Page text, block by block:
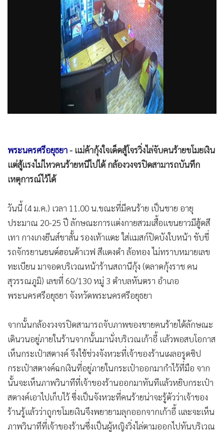
Green Innovation & SD
Management & HR
• เศรษฐกิจ-ธุรกิจ
• จีน
• ชุมชน-คุณภาพชีวิต
• Motoring
• เกม
• วิทยาศาสตร์
• SMEs
•
อินโดจีน
• Celeb Online
• Factcheck
• ญี่ปุ่น
• News1
• Gotomanager
พระนครศรีอยุธยา- แม่ค้ากุ้งใจเด็ดสู้โจรวิ่งไล่จับคนร้ายขโมยเงิน
แต่สู้แรงไม่ไหวคนร้ายหนีไปได้ กล้องวงจรปิดสามารถบันทึก
เหตุการณ์ไว้ได้
วันนี้ (4 ม.ค.) เวลา 11.00 น.ขณะที่มีคนร้าย เป็นชาย อายุ
ประมาณ 20-25 ปี ลักษณะการแต่งกายสวมเสื้อแขนยาวมีฮู้ดสี
เทา กางเกงยีนส์ขาสั้น รองเท้าแตะ ใส่แมสก์ปิดบังใบหน้า ขับขี่
รถจักรยานยนต์ฮอนด้าเวฟ สีแดงดำ ล้อทอง ไม่ทราบหมายเลข
ทะเบียน มาจอดบริเวณหน้าร้านสถานีกุ้ง (ตลาดกุ้งราช คน
สุวรรณภูมิ) เลขที่ 60/130 หมู่ 3 ตำบลหันตรา อำเภอ
พระนครศรีอยุธยา จังหวัดพระนครศรีอยุธยา
จากนั้นกล้องวงจรปิดสามารถจับภาพของชายคนร้ายได้ลักษณะ
เดินวนอยู่ภายในร้านจากนั้นมานั่งบริเวณเก้าอี้ แล้วพอสบโอกาส
เห็นกระเป๋าสตางค์ จึงใช้ช่วงจังหวะที่เจ้าของร้านเผลอรูดซิป
กระเป๋าสตางค์ฉกเงินที่อยู่ภายในกระเป๋าออกมากำไว้ที่มือ จาก
นั้นจะเห็นภาพวินาทีที่เจ้าของร้านออกมาทันทีแล้วหยิบกระเป๋า
สตางค์เอาไปเก็บไว้ ซึ่งเป็นจังหวะที่คนร้ายน่าจะรู้ตัวว่าเจ้าของ
ร้านรู้แล้วว่าถูกขโมยเงินจึงพยายามลุกออกจากเก้าอี้ และจะเห็น
ภาพวินาทีที่เจ้าของร้านซึ่งเป็นผู้หญิงวิ่งไล่ตามออกไปทันบริเวณ